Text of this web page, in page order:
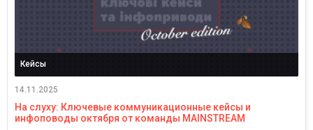
Кейсы
14.11.2025
На слуху: Ключевые коммуникационные кейсы и
инфоповоды октября от команды MAINSTREAM